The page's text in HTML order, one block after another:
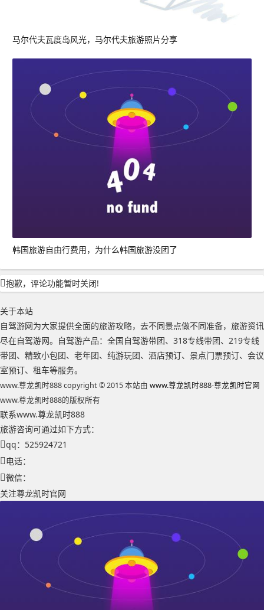
马尔代夫瓦度岛风光，马尔代夫旅游照片分享
韩国旅游自由行费用，为什么韩国旅游没团了
抱歉，评论功能暂时关闭!
关于本站
自驾游网为大家提供全面的旅游攻略，去不同景点做不同准备，旅游资讯
尽在自驾游网。自驾游产品：全国自驾游带团、318专线带团、219专线
带团、精致小包团、老年团、纯游玩团、酒店预订、景点门票预订、会议
室预订、租车等服务。
www.尊龙凯时888 copyright © 2015 本站由 www.尊龙凯时888-尊龙凯时官网
www.尊龙凯时888的版权所有
联系www.尊龙凯时888
旅游咨询可通过如下方式：
qq：525924721
电话：
微信：
关注尊龙凯时官网